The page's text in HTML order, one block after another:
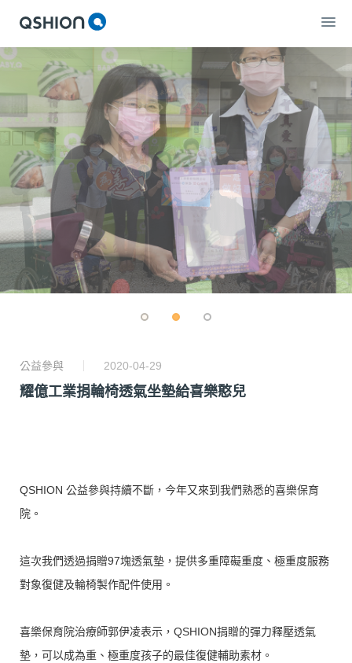
公益參與 2020-04-29
耀億工業捐輪椅透氣坐墊給喜樂憨兒
QSHION 公益參與持續不斷，今年又來到我們熟悉的喜樂保育
院。
這次我們透過捐贈97塊透氣墊，提供多重障礙重度、極重度服務
對象復健及輪椅製作配件使用。
喜樂保育院治療師郭伊凌表示，QSHION捐贈的彈力釋壓透氣
墊，可以成為重、極重度孩子的最佳復健輔助素材。